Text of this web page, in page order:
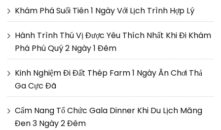
Khám Phá Suối Tiên 1 Ngày Với Lịch Trình Hợp Lý
Hành Trình Thú Vị Được Yêu Thích Nhất Khi Đi Khám
Phá Phú Quý 2 Ngày 1 Đêm
Kinh Nghiệm Đi Đất Thép Farm 1 Ngày Ăn Chơi Thả
Ga Cực Đã
Cẩm Nang Tổ Chức Gala Dinner Khi Du Lịch Măng
Đen 3 Ngày 2 Đêm